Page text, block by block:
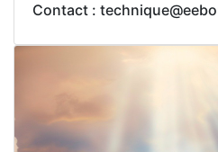
Contact :